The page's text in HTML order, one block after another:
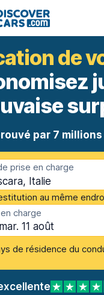
de
par 7
prise en charge
Italie
au même
charge
mar. 11 août
de résidence du